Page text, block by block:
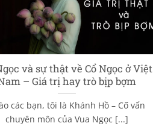
và sự thật về Cổ Ngọc ở Việt
– Giá trị hay trò bịp bợm
các bạn, tôi là Khánh Hồ – Cố vấn
chuyên môn của Vua Ngọc [...]